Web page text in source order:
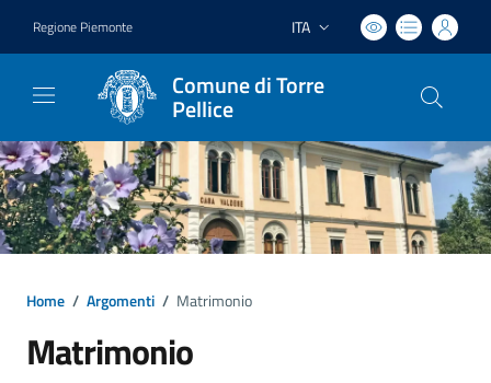
Regione Piemonte Lingua attiva:
ITA
Comune di Torre
Pellice
Home / Argomenti / Matrimonio
Matrimonio